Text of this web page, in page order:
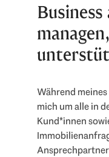
Business
Während
mich um alle in
Kund*innen